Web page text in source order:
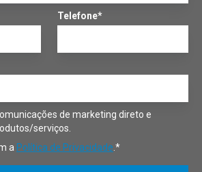
Telefone*
de marketing direto e
serviços.
a Política de Privacidade .*